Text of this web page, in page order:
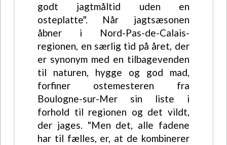
godt jagtmåltid uden en
osteplatte". Når jagtsæsonen
åbner i Nord-Pas-de-Calais-
regionen, en særlig tid på året, der
er synonym med en tilbagevenden
til naturen, hygge og god mad,
forfiner ostemesteren fra
Boulogne-sur-Mer sin liste i
forhold til regionen og det vildt,
der jages. "Men det, alle fadene
har til fælles, er, at de kombinerer